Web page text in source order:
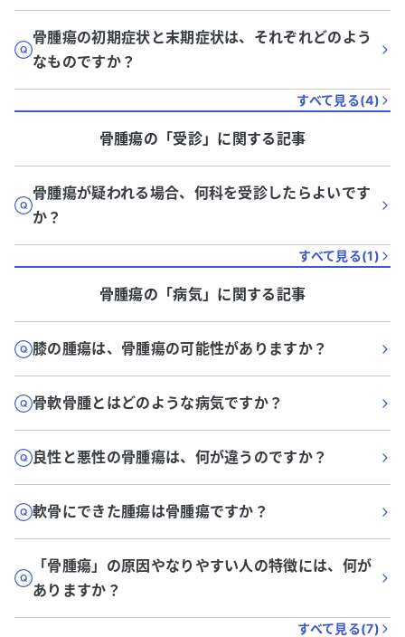
骨腫瘍の初期症状と末期症状は、それぞれどのよう
なものですか？
すべて見る(4)
骨腫瘍の「受診」に関する記事
骨腫瘍が疑われる場合、何科を受診したらよいです
か？
すべて見る(1)
骨腫瘍の「病気」に関する記事
膝の腫瘍は、骨腫瘍の可能性がありますか？
骨軟骨腫とはどのような病気ですか？
良性と悪性の骨腫瘍は、何が違うのですか？
軟骨にできた腫瘍は骨腫瘍ですか？
「骨腫瘍」の原因やなりやすい人の特徴には、何が
ありますか？
すべて見る(7)